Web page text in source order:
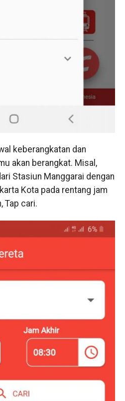
keberangkatan dan
akan berangkat. Misal,
Stasiun Manggarai dengan
Kota pada rentang jam
Tap cari.